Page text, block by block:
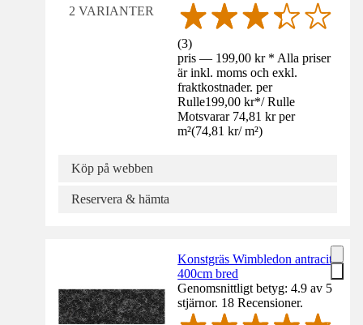
2 VARIANTER
(3)
pris — 199,00 kr * Alla priser
är inkl. moms och exkl.
fraktkostnader. per
Rulle199,00 kr*/ Rulle
Motsvarar 74,81 kr per
m²(74,81 kr/ m²)
Köp på webben
Reservera & hämta
Konstgräs Wimbledon antracit
400cm bred
Genomsnittligt betyg: 4.9 av 5
stjärnor. 18 Recensioner.